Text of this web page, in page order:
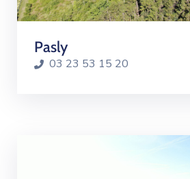
Pasly
03 23 53 15 20